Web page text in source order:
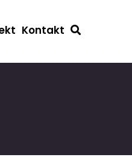
Kontakt